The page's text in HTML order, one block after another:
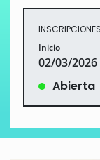
INSCRIPCIONES
Inicio
02/03/2026
Abierta